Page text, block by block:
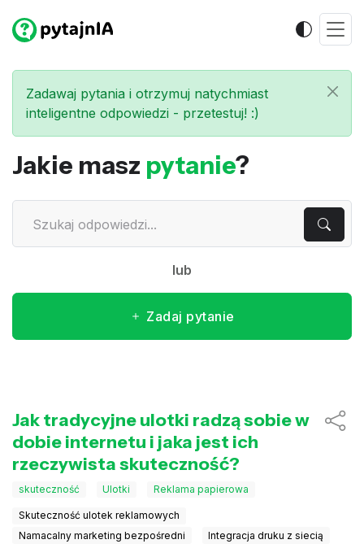
Zadawaj pytania i otrzymuj natychmiast
inteligentne odpowiedzi - przetestuj! :)
Jakie masz pytanie?
lub
Zadaj pytanie
Jak tradycyjne ulotki radzą sobie w
dobie internetu i jaka jest ich
rzeczywista skuteczność?
skuteczność Ulotki Reklama papierowa
Skuteczność ulotek reklamowych
Namacalny marketing bezpośredni
Integracja druku z siecią